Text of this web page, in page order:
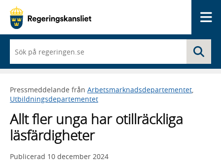
du
börjar
skriva
framträder
en
med
sökförslag
Pressmeddelande från Arbetsmarknadsdepartementet,
Utbildningsdepartementet
Allt fler unga har otillräckliga
läsfärdigheter
Publicerad 10 december 2024